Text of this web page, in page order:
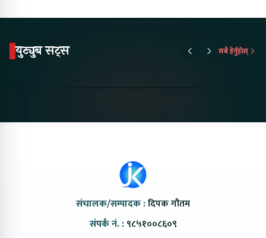
युट्युब सट्स सबै हेर्नुहोस्
संचालक/सम्पादक :दिपक गौतम
संपर्क नं. : ९८५१००८६०९